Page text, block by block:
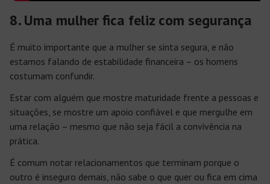
8. Uma mulher fica feliz com segurança
É muito importante que a mulher se sinta segura, e não
estamos falando de estabilidade financeira – os homens
costumam confundir.
Estar com alguém que mostre maturidade frente a pessoas e
situações, se mostre um apoio confiável e que mergulhe em
uma relação – mesmo que não seja fácil a convivência na
prática.
É comum notar relacionamentos que terminam porque o
outro é inseguro demais, não sabe o que quer ou fica em cima